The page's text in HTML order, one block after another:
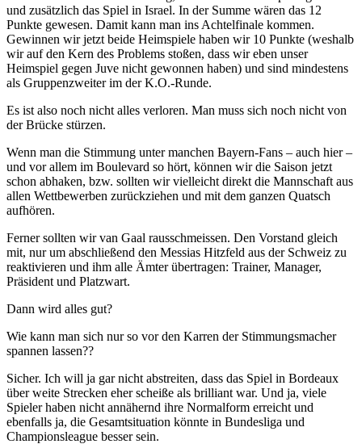
und zusätzlich das Spiel in Israel. In der Summe wären das 12
Punkte gewesen. Damit kann man ins Achtelfinale kommen.
Gewinnen wir jetzt beide Heimspiele haben wir 10 Punkte (weshalb
wir auf den Kern des Problems stoßen, dass wir eben unser
Heimspiel gegen Juve nicht gewonnen haben) und sind mindestens
als Gruppenzweiter im der K.O.-Runde.
Es ist also noch nicht alles verloren. Man muss sich noch nicht von
der Brücke stürzen.
Wenn man die Stimmung unter manchen Bayern-Fans – auch hier –
und vor allem im Boulevard so hört, können wir die Saison jetzt
schon abhaken, bzw. sollten wir vielleicht direkt die Mannschaft aus
allen Wettbewerben zurückziehen und mit dem ganzen Quatsch
aufhören.
Ferner sollten wir van Gaal rausschmeissen. Den Vorstand gleich
mit, nur um abschließend den Messias Hitzfeld aus der Schweiz zu
reaktivieren und ihm alle Ämter übertragen: Trainer, Manager,
Präsident und Platzwart.
Dann wird alles gut?
Wie kann man sich nur so vor den Karren der Stimmungsmacher
spannen lassen??
Sicher. Ich will ja gar nicht abstreiten, dass das Spiel in Bordeaux
über weite Strecken eher scheiße als brilliant war. Und ja, viele
Spieler haben nicht annähernd ihre Normalform erreicht und
ebenfalls ja, die Gesamtsituation könnte in Bundesliga und
Championsleague besser sein.